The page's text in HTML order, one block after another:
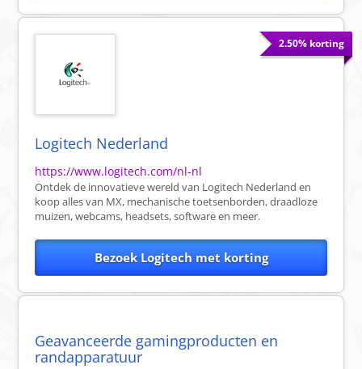
2.50% korting
Logitech Nederland
https://www.logitech.com/nl-nl
Ontdek de innovatieve wereld van Logitech Nederland en
koop alles van MX, mechanische toetsenborden, draadloze
muizen, webcams, headsets, software en meer.
Bezoek Logitech met korting
Geavanceerde gamingproducten en
randapparatuur